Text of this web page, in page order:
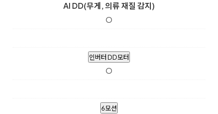
AI DD(무게, 의류 재질 감지)
O
인버터 DD모터
O
6모션